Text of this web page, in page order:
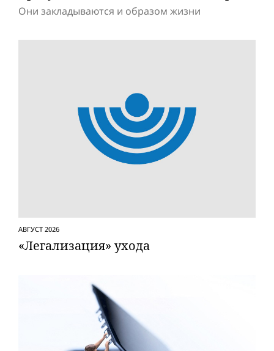
Они закладываются и образом жизни
АВГУСТ 2026
«Легализация» ухода